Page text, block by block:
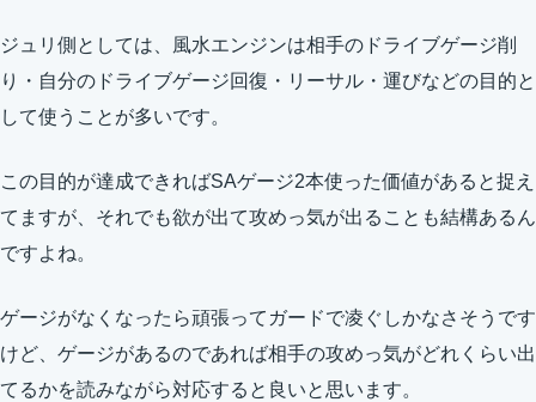
ジュリ側としては、風水エンジンは相手のドライブゲージ削
り・自分のドライブゲージ回復・リーサル・運びなどの目的と
して使うことが多いです。
この目的が達成できればSAゲージ2本使った価値があると捉え
てますが、それでも欲が出て攻めっ気が出ることも結構あるん
ですよね。
ゲージがなくなったら頑張ってガードで凌ぐしかなさそうです
けど、ゲージがあるのであれば相手の攻めっ気がどれくらい出
てるかを読みながら対応すると良いと思います。